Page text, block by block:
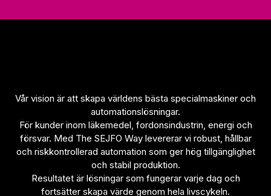
Vår vision är att skapa världens bästa specialmaskiner och
automationslösningar.
För kunder inom läkemedel, fordonsindustrin, energi och
försvar. Med The SEJFO Way levererar vi robust, hållbar
och riskkontrollerad automation som ger hög tillgänglighet
och stabil produktion.
Resultatet är lösningar som fungerar varje dag och
fortsätter skapa värde genom hela livscykeln.